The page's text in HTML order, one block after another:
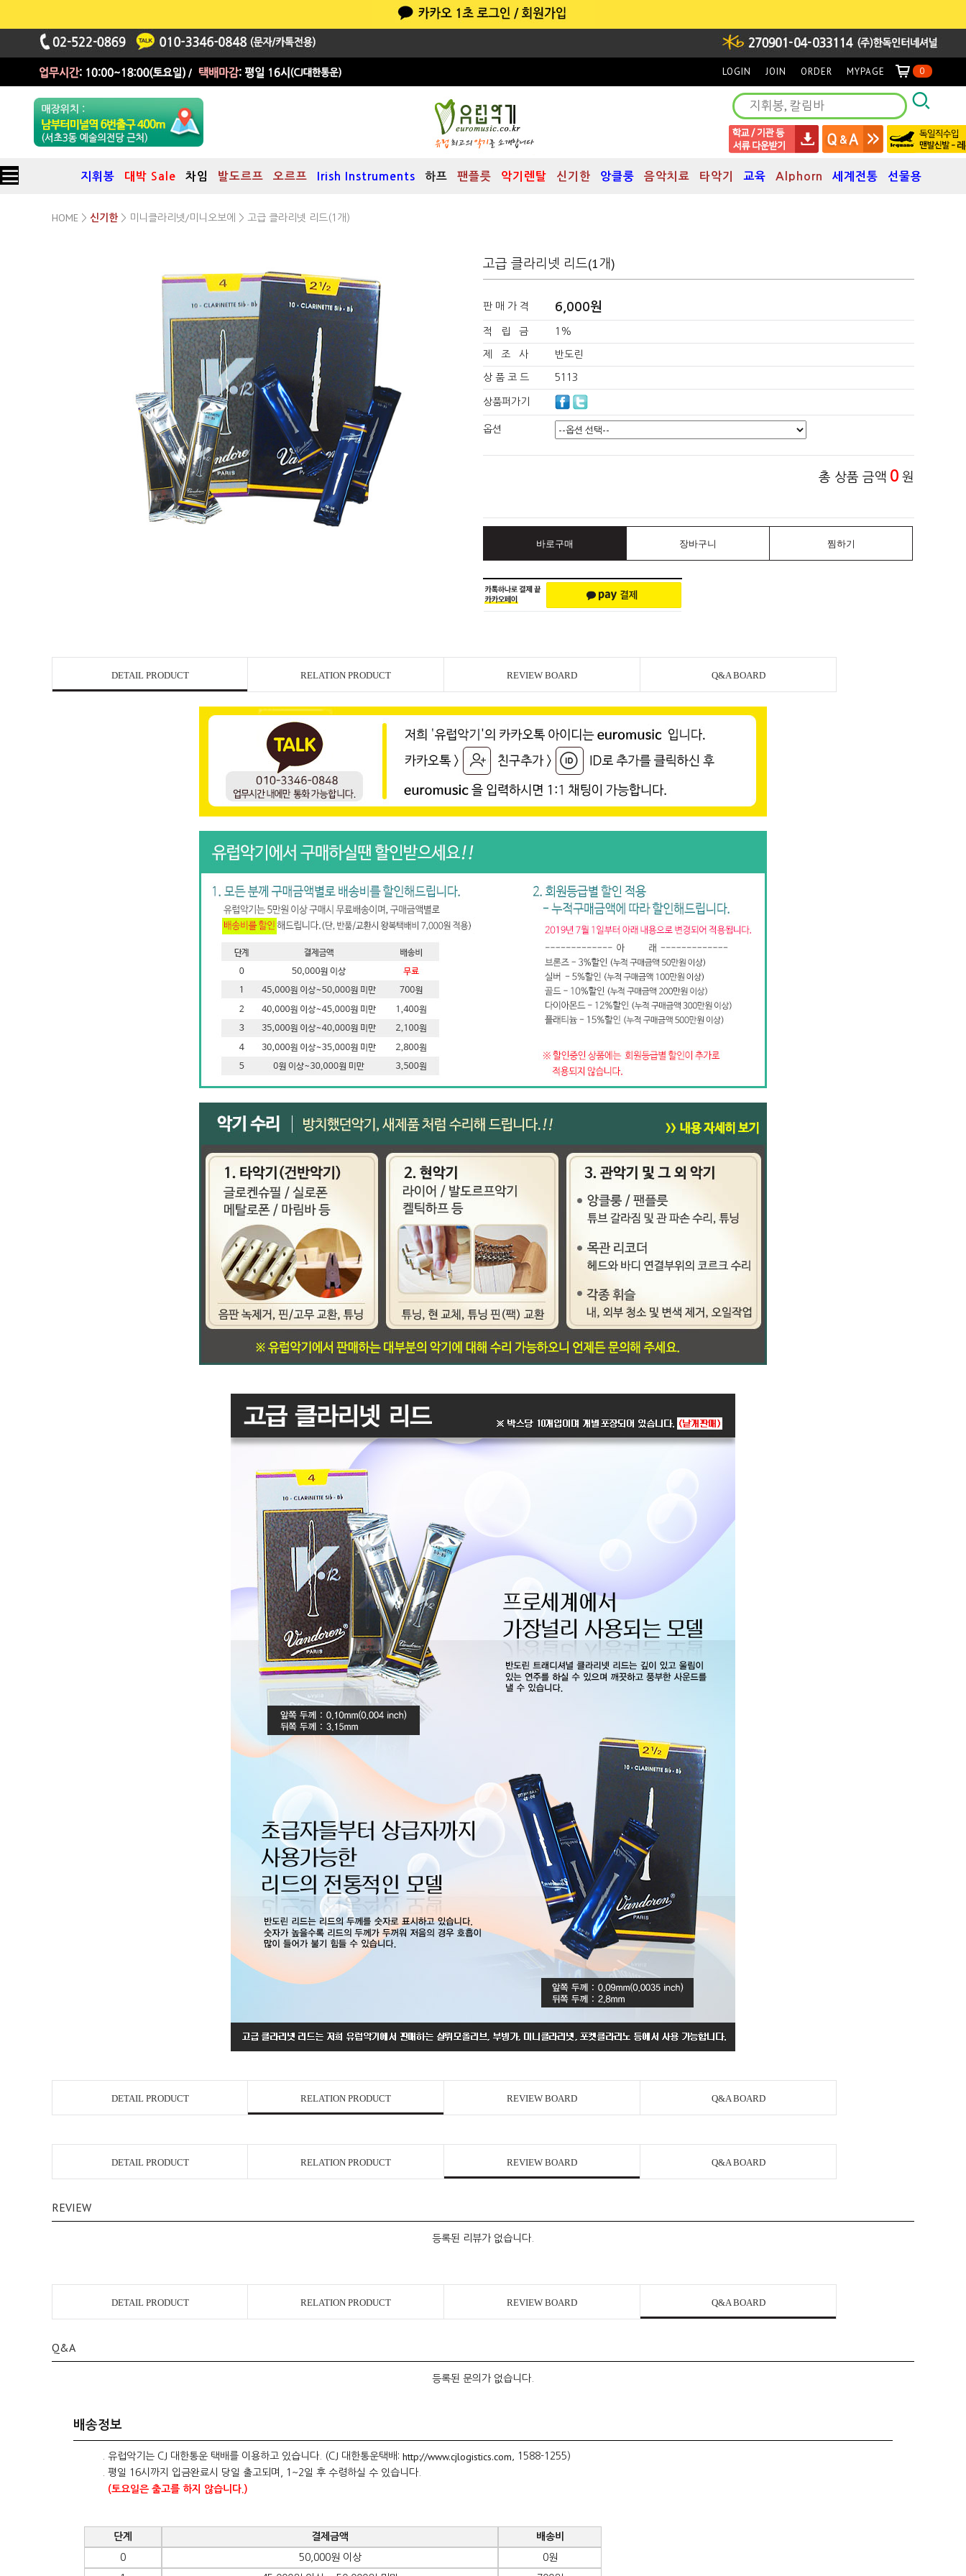
LOGIN JOIN ORDER MYPAGE 0
지휘봉 대박 Sale 차임 발도르프 오르프 Irish Instruments 하프 팬플릇 악기렌탈 신기한 앙클룽 음악치료 타악기 교육 Alphorn 세계전통 선물용
HOME > 신기한 > 미니클라리넷/미니오보에 > 고급 클라리넷 리드(1개)
고급 클라리넷 리드(1개)
판 매 가 격 6,000원
적 립 금 1%
제 조 사 반도린
상 품 코 드 5113
상품퍼가기
옵션
총 상품 금액 0 원
바로구매 장바구니 찜하기
DETAIL PRODUCT RELATION PRODUCT REVIEW BOARD Q&A BOARD
DETAIL PRODUCT RELATION PRODUCT REVIEW BOARD Q&A BOARD
DETAIL PRODUCT RELATION PRODUCT REVIEW BOARD Q&A BOARD
REVIEW
등록된 리뷰가 없습니다.
DETAIL PRODUCT RELATION PRODUCT REVIEW BOARD Q&A BOARD
Q&A
등록된 문의가 없습니다.
배송정보
. 유럽악기는 CJ 대한통운 택배를 이용하고 있습니다. (CJ 대한통운택배: http://www.cjlogistics.com , 1588-1255)
. 평일 16시까지 입금완료시 당일 출고되며, 1~2일 후 수령하실 수 있습니다.
(토요일은 출고를 하지 않습니다.)
단계 결제금액 배송비
0 50,000원 이상 0원